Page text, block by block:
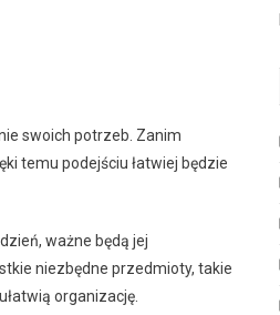
swoich potrzeb. Zanim
temu podejściu łatwiej będzie
ważne będą jej
niezbędne przedmioty, takie
organizację.